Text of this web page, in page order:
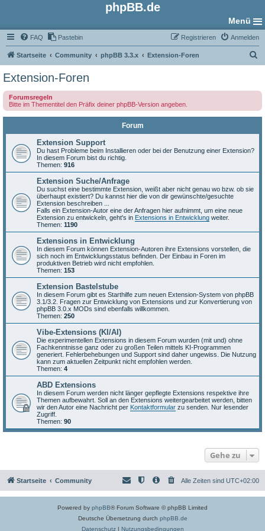
phpBB.de
Menü
FAQ Pastebin Anmelden
Registrieren
Startseite Community phpBB 3.3.x Extension-Foren
e
Extension-Foren
Forumsregeln
Bitte im Thementitel den Präfix deiner phpBB-Version angeben.
Forum
Extension Support
Du hast Probleme beim Installieren oder bei der Benutzung einer Extension?
In diesem Forum bist du richtig.
Themen: 916
Extension Suche/Anfrage
Du suchst eine bestimmte Extension, weißt aber nicht genau wo bzw. ob sie
überhaupt existiert? Du kannst hier die von dir gewünschte/gesuchte
Extension beschreiben ...
Falls ein Extension-Autor eine der Anfragen hier aufnimmt, um eine neue
Extension zu entwickeln, geht's in Extensions in Entwicklung weiter.
Themen: 1190
Extensions in Entwicklung
In diesem Forum können Extension-Autoren ihre Extensions vorstellen, die
sich noch im Entwicklungsstatus befinden. Der Einbau in Foren im
produktiven Betrieb wird nicht empfohlen.
Themen: 153
Extension Bastelstube
In diesem Forum gibt es Starthilfe zum neuen Extension-System von phpBB
3.1/3.2. Fragen zur Entwicklung von Extensions und zur Konvertierung von
phpBB 3.0.x MODs sind ebenfalls willkommen.
Themen: 250
Vibe-Extensions (KI/AI)
Die experimentellen Extensions in diesem Forum wurden (mit und) ohne
Fachkenntnisse ganz oder zu großen Teilen mittels KI-Programmen
generiert. Fehlerbehebungen und Support sind daher ungewiss. Die Nutzung
kann zum aktuellen Zeitpunkt nicht empfohlen werden.
Themen: 4
ABD Extensions
In diesem Forum werden nicht länger gepflegte Extensions respektive ihre
Themen aufbewahrt. Soll an den Extensions weitergearbeitet werden, bitten
wir den Autor eine Nachricht per Kontaktformular zu senden. Nur lesender
Zugriff.
Themen: 90
Gehe zu
Startseite Community Alle Zeiten sind UTC+02:00
Powered by phpBB® Forum Software © phpBB Limited
Deutsche Übersetzung durch phpBB.de
Datenschutz| Nutzungsbedingungen